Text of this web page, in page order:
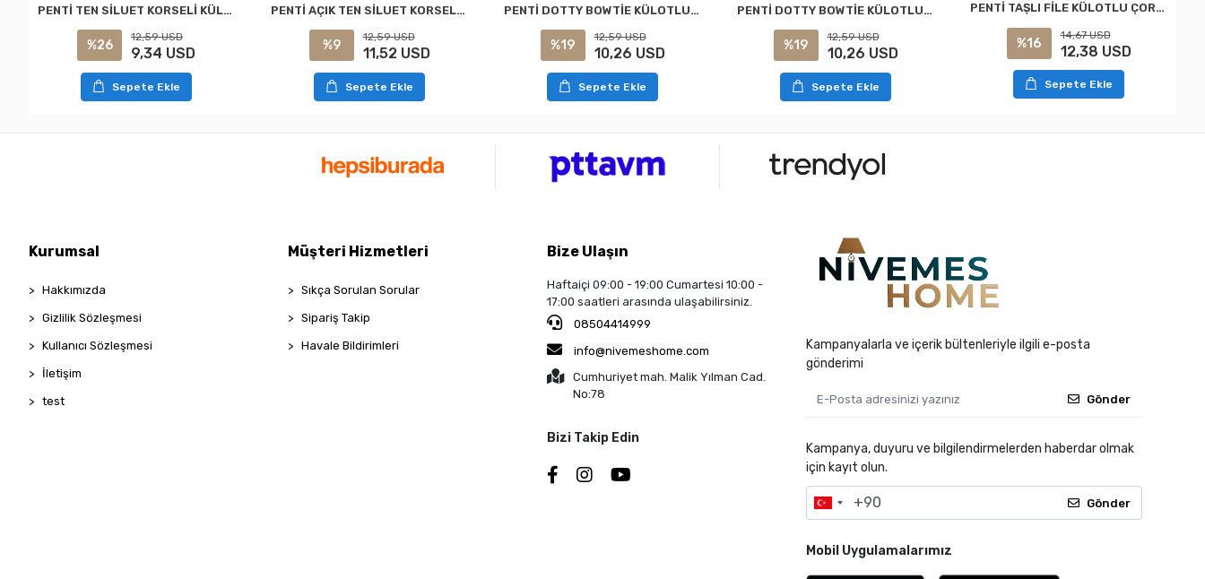
PENTİ TEN SİLUET KORSELİ KÜLOTLU ÇORAP XXL
%26
12,59 USD
9,34 USD
Sepete Ekle
PENTİ AÇIK TEN SİLUET KORSELİ KÜLOTLU ÇORAP XXL
%9
12,59 USD
11,52 USD
Sepete Ekle
PENTİ DOTTY BOWTİE KÜLOTLU ÇORAP SİYAH S/M
%19
12,59 USD
10,26 USD
Sepete Ekle
PENTİ DOTTY BOWTİE KÜLOTLU ÇORAP SİYAH L/XL
%19
12,59 USD
10,26 USD
Sepete Ekle
PENTİ TAŞLI FİLE KÜLOTLU ÇORAP SİYAH S/M
%16
14,67 USD
12,38 USD
Sepete Ekle
Kurumsal
Hakkımızda
Gizlilik Sözleşmesi
Kullanıcı Sözleşmesi
İletişim
test
Müşteri Hizmetleri
Sıkça Sorulan Sorular
Sipariş Takip
Havale Bildirimleri
Bize Ulaşın
Haftaiçi 09:00 - 19:00 Cumartesi 10:00 -
17:00 saatleri arasında ulaşabilirsiniz.
08504414999
info@nivemeshome.com
Cumhuriyet mah. Malik Yılman Cad.
No:78
Bizi Takip Edin
Kampanyalarla ve içerik bültenleriyle ilgili e-posta
gönderimi
Gönder
Kampanya, duyuru ve bilgilendirmelerden haberdar olmak
için kayıt olun.
Gönder
Mobil Uygulamalarımız